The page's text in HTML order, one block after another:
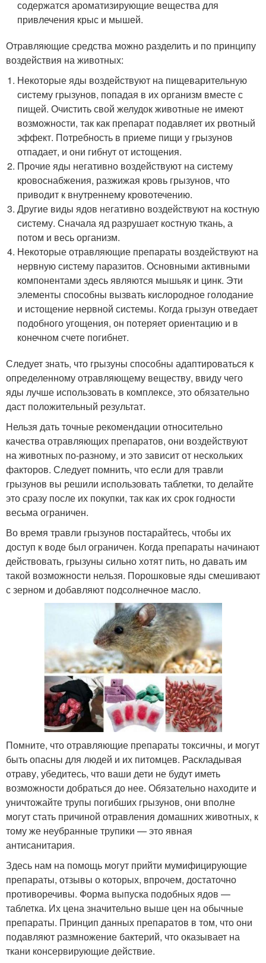
содержатся ароматизирующие вещества для
привлечения крыс и мышей.
Отравляющие средства можно разделить и по принципу
воздействия на животных:
Некоторые яды воздействуют на пищеварительную
систему грызунов, попадая в их организм вместе с
пищей. Очистить свой желудок животные не имеют
возможности, так как препарат подавляет их рвотный
эффект. Потребность в приеме пищи у грызунов
отпадает, и они гибнут от истощения.
Прочие яды негативно воздействуют на систему
кровоснабжения, разжижая кровь грызунов, что
приводит к внутреннему кровотечению.
Другие виды ядов негативно воздействуют на костную
систему. Сначала яд разрушает костную ткань, а
потом и весь организм.
Некоторые отравляющие препараты воздействуют на
нервную систему паразитов. Основными активными
компонентами здесь являются мышьяк и цинк. Эти
элементы способны вызвать кислородное голодание
и истощение нервной системы. Когда грызун отведает
подобного угощения, он потеряет ориентацию и в
конечном счете погибнет.
Следует знать, что грызуны способны адаптироваться к
определенному отравляющему веществу, ввиду чего
яды лучше использовать в комплексе, это обязательно
даст положительный результат.
Нельзя дать точные рекомендации относительно
качества отравляющих препаратов, они воздействуют
на животных по-разному, и это зависит от нескольких
факторов. Следует помнить, что если для травли
грызунов вы решили использовать таблетки, то делайте
это сразу после их покупки, так как их срок годности
весьма ограничен.
Во время травли грызунов постарайтесь, чтобы их
доступ к воде был ограничен. Когда препараты начинают
действовать, грызуны сильно хотят пить, но давать им
такой возможности нельзя. Порошковые яды смешивают
с зерном и добавляют подсолнечное масло.
Помните, что отравляющие препараты токсичны, и могут
быть опасны для людей и их питомцев. Раскладывая
отраву, убедитесь, что ваши дети не будут иметь
возможности добраться до нее. Обязательно находите и
уничтожайте трупы погибших грызунов, они вполне
могут стать причиной отравления домашних животных, к
тому же неубранные трупики — это явная
антисанитария.
Здесь нам на помощь могут прийти мумифицирующие
препараты, отзывы о которых, впрочем, достаточно
противоречивы. Форма выпуска подобных ядов —
таблетка. Их цена значительно выше цен на обычные
препараты. Принцип данных препаратов в том, что они
подавляют размножение бактерий, что оказывает на
ткани консервирующие действие.